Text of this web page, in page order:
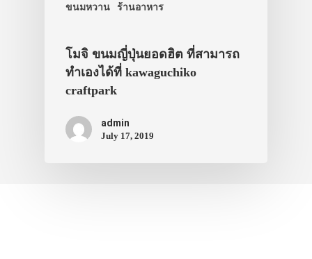
ขนมหวาน ร้านอาหาร
โมจิ ขนมญี่ปุ่นยอดฮิต ที่สามารถ
ทำเองได้ที่ kawaguchiko
craftpark
admin
July 17, 2019